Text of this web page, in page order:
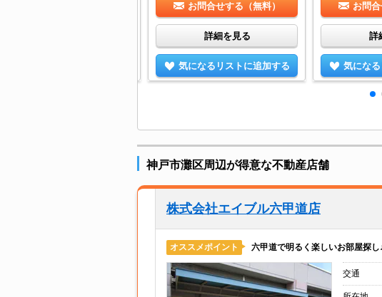
お問合せする（無料）
詳細を見る
気になるリストに追加する
お問合
詳
気にな
神戸市灘区周辺が得意な不動産店舗
株式会社エイブル六甲道店
オススメポイント 六甲道で明るく楽しいお部屋探
交通